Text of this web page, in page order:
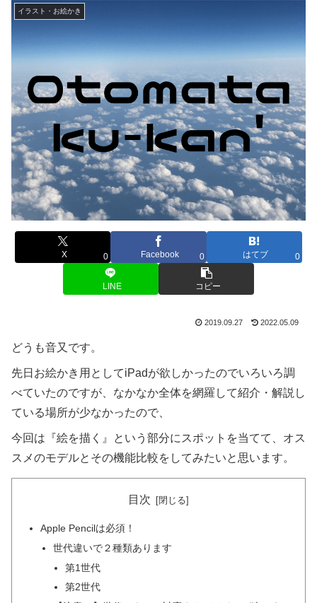
イラスト・お絵かき
X 0 Facebook 0 はてブ 0
LINE コピー
2019.09.27 2022.05.09
どうも音又です。
先日お絵かき用としてiPadが欲しかったのでいろいろ調
べていたのですが、なかなか全体を網羅して紹介・解説し
ている場所が少なかったので、
今回は『絵を描く』という部分にスポットを当てて、オス
スメのモデルとその機能比較をしてみたいと思います。
目次
Apple Pencilは必須！
世代違いで２種類あります
第1世代
第2世代